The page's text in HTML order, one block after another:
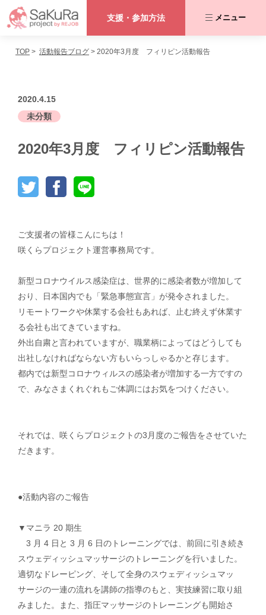
支援・参加方法 メニュー
咲くらプロジェクトとは
支援・参加方法
お問い合わせ
運営会社
個人情報保護方針
× メニューを閉じる
TOP 活動報告ブログ 2020年3月度 フィリピン活動報告
2020.4.15
未分類
2020年3月度 フィリピン活動報告
ご支援者の皆様こんにちは！
咲くらプロジェクト運営事務局です。
新型コロナウイルス感染症は、世界的に感染者数が増加して
おり、日本国内でも「緊急事態宣言」が発令されました。
リモートワークや休業する会社もあれば、止む終えず休業す
る会社も出てきていますね。
外出自粛と言われていますが、職業柄によってはどうしても
出社しなければならない方もいらっしゃるかと存じます。
都内では新型コロナウィルスの感染者が増加する一方ですの
で、みなさまくれぐれもご体調にはお気をつけください。
それでは、咲くらプロジェクトの3月度のご報告をさせていた
だきます。
●活動内容のご報告
▼マニラ 20 期⽣
3 ⽉ 4 ⽇と 3 ⽉ 6 ⽇のトレーニングでは、前回に引き続き
スウェディッシュマッサージのトレーニングを⾏いました。
適切なドレーピング、そして全⾝のスウェディッシュマッ
サージの⼀連の流れを講師の指導のもと、実技練習に取り組
みました。また、指圧マッサージのトレーニングも開始さ